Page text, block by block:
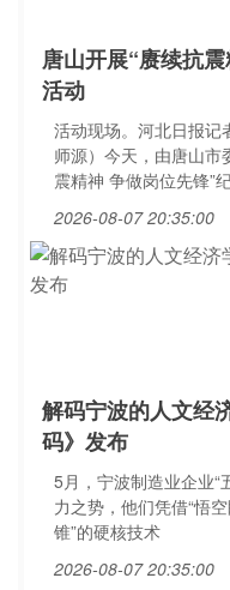
唐山开展“赓续抗
活动
活动现场。河北日报记
师源）今天，由唐山市
震精神 争做岗位先锋”
2026-08-07 20:35:00
解码宁波的人文经
码》发布
5月，宁波制造业企业“
力之势，他们凭借“悟空
锥”的硬核技术
2026-08-07 20:35:00